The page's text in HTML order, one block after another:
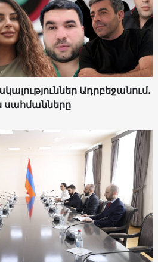
Ադրբեջանում.
սահմանները